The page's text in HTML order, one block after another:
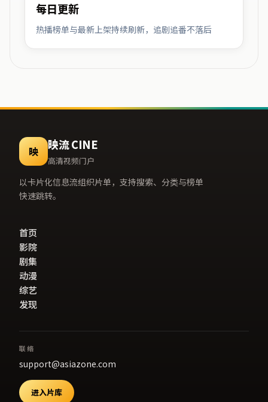
每日更新
热播榜单与最新上架持续刷新，追剧追番不落后
映 映流 CINE
高清视频门户
以卡片化信息流组织片单，支持搜索、分类与榜单
快速跳转。
首页
影院
剧集
动漫
综艺
发现
联络
support@asiazone.com
进入片库